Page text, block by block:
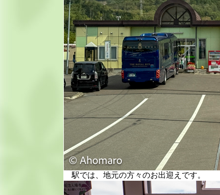
駅では、地元の方々のお出迎えです。